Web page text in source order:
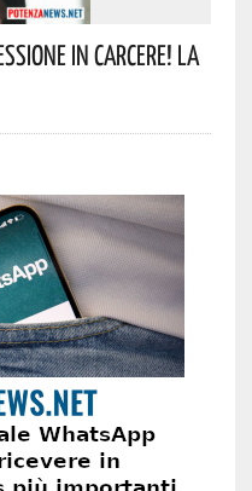
In Carcere! La